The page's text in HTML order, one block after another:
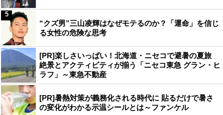
“クズ男”三山凌輝はなぜモテるのか？「運命」を信じ
る女性の危険な思考
5
[PR]楽しさいっぱい！北海道・ニセコで避暑の夏旅
絶景とアクティビティが揃う「ニセコ東急 グラン・ヒ
ラフ」～東急不動産
[PR]暑熱対策が義務化される時代に 貼るだけで暑さ
の変化がわかる示温シールとは～ファンケル